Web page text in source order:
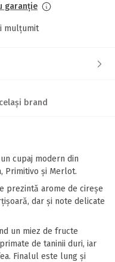
garanție
mulțumit
brand
cupaj modern din
Primitivo și Merlot.
prezintă arome de cireșe
dar și note delicate
un miez de fructe
de taninii duri, iar
Finalul este lung și